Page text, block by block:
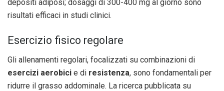
depositi adiposi; dosaggi di 300-400 mg al giorno sono
risultati efficaci in studi clinici.
Esercizio fisico regolare
Gli allenamenti regolari, focalizzati su combinazioni di
esercizi aerobici e di resistenza, sono fondamentali per
ridurre il grasso addominale. La ricerca pubblicata su